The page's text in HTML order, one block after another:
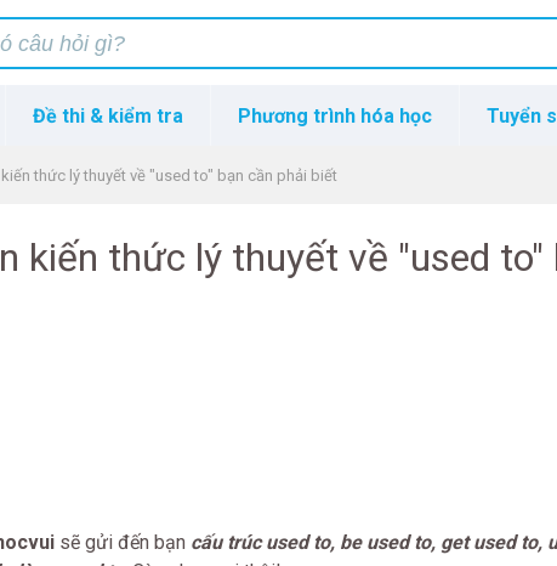
Đề thi & kiểm tra Phương trình hóa học Tuyển
thức lý thuyết về "used to" bạn cần phải biết
kiến thức lý thuyết về "used to"
sẽ gửi đến bạn cấu trúc used to, be used to, get used to,